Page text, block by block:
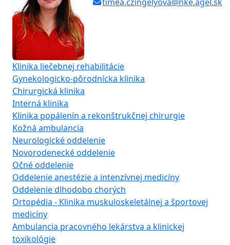
Klinika liečebnej rehabilitácie
Gynekologicko-pôrodnícka klinika
Chirurgická klinika
Interná klinika
Klinika popálenín a rekonštrukčnej chirurgie
Kožná ambulancia
Neurologické oddelenie
Novorodenecké oddelenie
Očné oddelenie
Oddelenie anestézie a intenzívnej medicíny
Oddelenie dlhodobo chorých
Ortopédia - Klinika muskuloskeletálnej a športovej
medicíny
Ambulancia pracovného lekárstva a klinickej
toxikológie